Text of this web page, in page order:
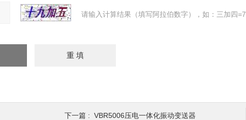
请输入计算结果（填写阿拉伯数字），如：三加四=7
下一篇 : VBR5006压电一体化振动变送器